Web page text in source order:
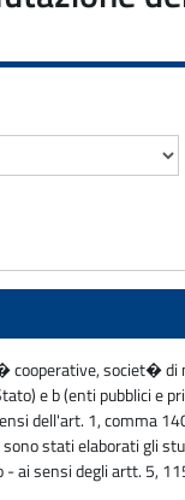
cooperative,
e b (enti pubblici
dell'art. 1, comma
stati elaborati gli
ai sensi degli artt. 5,